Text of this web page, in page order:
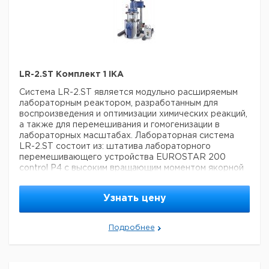
LR-2.ST Комплект 1 IKA
Система LR-2.ST является модульно расширяемым
лабораторным реактором, разработанным для
воспроизведения и оптимизации химических реакций,
а также для перемешивания и гомогенизации в
лабораторных масштабах. Лабораторная система
LR-2.ST состоит из: штатива лабораторного
перемешивающего устройства EUROSTAR 200
control P4 с высоким вращающим моментом якорной
аварийного выключениякрышки реактора. В
свободные штуцеры на крышке реактора могут быть
вмонтированы диспергатор (ULTRA-TURRAX),
Подходит для экспл. под вакуумом.
Уплотнения, контакт. с продуктом, изготовл. из
Узнать цену
Подробнее